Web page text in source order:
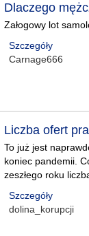
Dlaczego
Załogowy lot
Szczegóły
Carnage666
Liczba ofert
To już jest
koniec pandemii.
zeszłego roku
Szczegóły
dolina_korupcji